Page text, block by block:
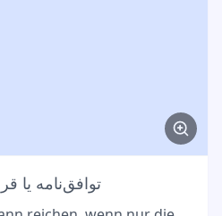
توافق‌نامه یا